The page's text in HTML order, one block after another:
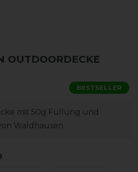
OUTDOORDECKE
BESTSELLER
mit 50g Füllung und
Waldhausen